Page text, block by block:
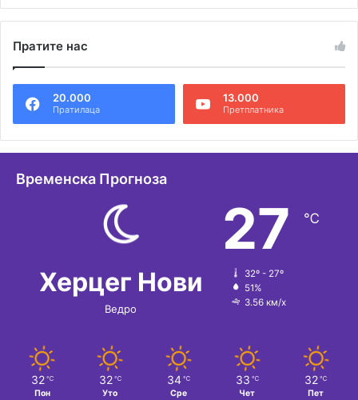
Пратите нас
20.000
Пратилаца
13.000
Претплатника
Временска Прогноза
Херцег Нови
Ведро
27 ℃
32º - 27º
51%
3.56 км/х
32 ℃
Пон
32 ℃
Уто
34 ℃
Сре
33 ℃
Чет
32 ℃
Пет